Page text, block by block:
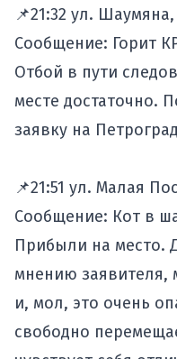
📌21:32 ул.
Сообщение: Горит
Отбой в пути
месте достаточно.
заявку на
📌21:51 ул. Малая
Сообщение: Кот в
Прибыли на место.
мнению заявителя,
и, мол, это очень
свободно